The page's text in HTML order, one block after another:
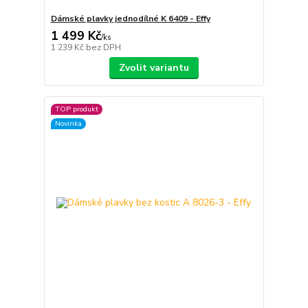
Dámské plavky jednodílné K 6409 - Effy
1 499 Kč/ks
1 239 Kč bez DPH
Zvolit variantu
TOP produkt
Novinka